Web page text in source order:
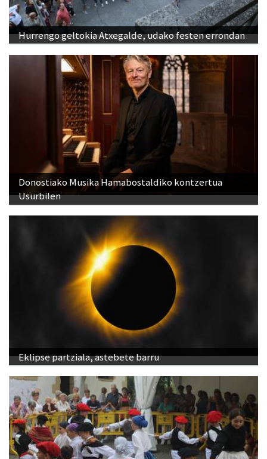
Hurrengo geltokia Atxegalde, udako festen errondan
Donostiako Musika Hamabostaldiko kontzertua
Usurbilen
Eklipse partziala, astebete barru